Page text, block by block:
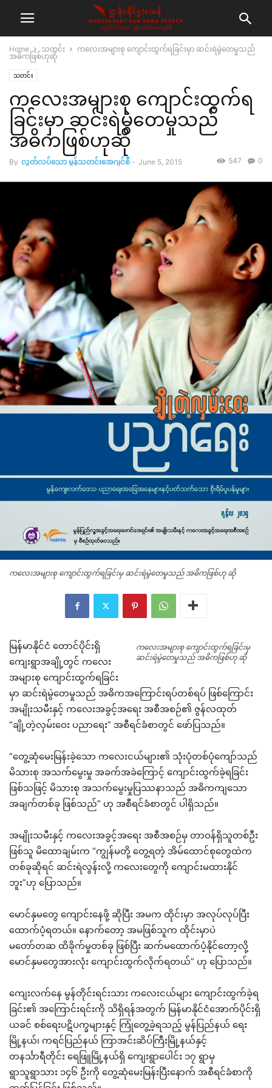
Home သတင်း
ကလေးအများစု ကျောင်းထွက်ရခြင်းမှာ ဆင်းရဲမွဲတေမှုသည်
အဓိကဖြစ်ဟုဆို
သတင်း
ကလေးအများစု ကျောင်းထွက်ရ
ခြင်းမှာ ဆင်းရဲမွဲတေမှုသည်
အဓိကဖြစ်ဟုဆို
By လွတ်လပ်သော မွန်သတင်းအေဂျင်စီ - June 5, 2015 0
547
ကလေးအများစု ကျောင်းထွက်ရခြင်းမှ ဆင်းရဲမွဲတေမှုသည် အဓိကဖြစ်ဟု ဆို
ကလေးအများစု ကျောင်းထွက်ရခြင်းမှ
ဆင်းရဲမွဲတေမှုသည် အဓိကဖြစ်ဟု ဆို
မြန်မာနိုင်ငံ တောင်ပိုင်းရှိ
ကျေးရွာအချို့တွင် ကလေး
အများစု ကျောင်းထွက်ရခြင်း
မှာ ဆင်းရဲမွဲတေမှုသည် အဓိကအကြောင်းရပ်တစ်ရပ် ဖြစ်ကြောင်း
အမျိုးသမီးနှင့် ကလေးအခွင့်အရေး အစီအစဉ်၏ ဇွန်လထုတ်
“ချို့တဲ့လှမ်းဝေး ပညာရေး” အစီရင်ခံစာတွင် ဖော်ပြသည်။
“တွေ့ဆုံမေးမြန်းခဲ့သော ကလေးငယ်များ၏ သုံးပုံတစ်ပုံကျော်သည်
မိသားစု အသက်မွေးမှု အခက်အခဲကြောင့် ကျောင်းထွက်ခဲ့ရခြင်း
ဖြစ်သဖြင့် မိသားစု အသက်မွေးမှုပြဿနာသည် အဓိကကျသော
အချက်တစ်ခု ဖြစ်သည်” ဟု အစီရင်ခံစာတွင် ပါရှိသည်။
အမျိုးသမီးနှင့် ကလေးအခွင့်အရေး အစီအစဉ်မှ တာဝန်ရှိသူတစ်ဦး
ဖြစ်သူ မိထောချမ်းက “ကျွန်မတို့ တွေ့ရတဲ့ အိမ်ထောင်စုတွေထဲက
တစ်ခုဆိုရင် ဆင်းရဲလွန်းလို့ ကလေးတွေကို ကျောင်းမထားနိုင်
ဘူး”ဟု ပြောသည်။
မောင်နှမတွေ ကျောင်းနေဖို့ ဆိုပြီး အမက ထိုင်းမှာ အလုပ်လုပ်ပြီး
ထောက်ပံ့ရတယ်။ နောက်တော့ အမဖြစ်သူက ထိုင်းမှာပဲ
မတော်တဆ ထိခိုက်မှုတစ်ခု ဖြစ်ပြီး ဆက်မထောက်ပံ့နိုင်တော့လို့
မောင်နှမတွေအားလုံး ကျောင်းထွက်လိုက်ရတယ်” ဟု ပြောသည်။
ကျေးလက်နေ မွန်တိုင်းရင်းသား ကလေးငယ်များ ကျောင်းထွက်ခဲ့ရ
ခြင်း၏ အကြောင်းရင်းကို သိရှိရန်အတွက် မြန်မာနိုင်ငံအောက်ပိုင်းရှိ
ယခင် စစ်ရေးပဋိပက္ခများနှင့် ကြုံတွေ့ခဲ့ရသည့် မွန်ပြည်နယ် ရေး
မြို့နယ်၊ ကရင်ပြည်နယ် ကြာအင်းဆိပ်ကြီးမြို့နယ်နှင့်
တနင်္သာရီတိုင်း ရေဖြူမြို့နယ်ရှိ ကျေးရွာပေါင်း ၁၇ ရွာမှ
ရွာသူရွာသား ၁၄၆ ဦးကို တွေ့ဆုံမေးမြန်းပြီးနောက် အစီရင်ခံစာကို